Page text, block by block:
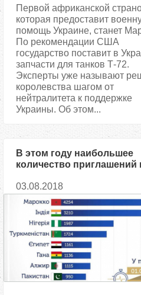
Первой африканской
которая предоставит
помощь Украине, станет
По рекомендации США
государство поставит в
запчасти для танков Т-72.
Эксперты уже называют
королевства шагом от
нейтралитета к поддержке
Украины. Об этом...
В этом году наибольшее
количество приглашений
абитуриенты из Марокко
03.08.2018